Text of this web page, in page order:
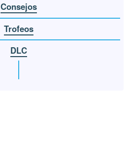
Consejos
Trofeos
DLC